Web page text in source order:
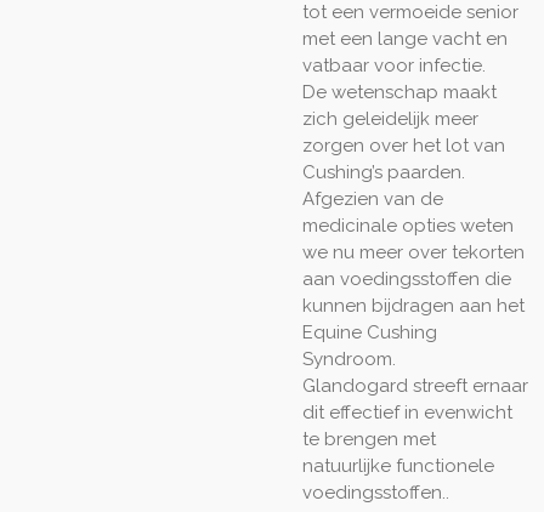
tot een vermoeide senior
met een lange vacht en
vatbaar voor infectie.
De wetenschap maakt
zich geleidelijk meer
zorgen over het lot van
Cushing’s paarden.
Afgezien van de
medicinale opties weten
we nu meer over tekorten
aan voedingsstoffen die
kunnen bijdragen aan het
Equine Cushing
Syndroom.
Glandogard streeft ernaar
dit effectief in evenwicht
te brengen met
natuurlijke functionele
voedingsstoffen..